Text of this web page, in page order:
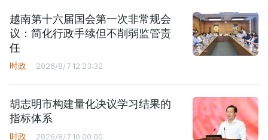
越南第十六届国会第一次非常规会
议：简化行政手续但不削弱监管责
任
时政 2026/8/7 12:23:32
胡志明市构建量化决议学习结果的
指标体系
时政 2026/8/7 10:00:00